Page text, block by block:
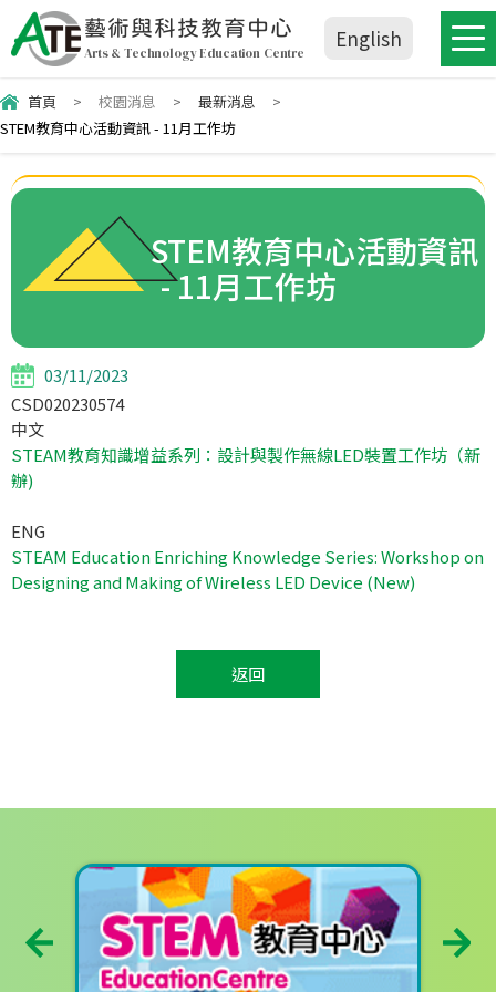
藝術與科技教育中心
Arts & Technology Education Centre
English
首頁 > 校園消息 > 最新消息
>
STEM教育中心活動資訊 - 11月工作坊
STEM教育中心活動資訊
- 11月工作坊
03/11/2023
CSD020230574
中文
STEAM教育知識增益系列：設計與製作無線LED裝置工作坊（新
辦)
ENG
STEAM Education Enriching Knowledge Series: Workshop on
Designing and Making of Wireless LED Device (New)
返回